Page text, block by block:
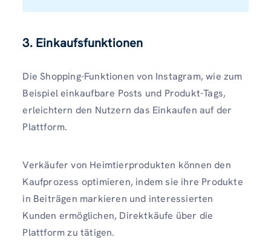
3. Einkaufsfunktionen
Die Shopping-Funktionen von Instagram, wie zum
Beispiel einkaufbare Posts und Produkt-Tags,
erleichtern den Nutzern das Einkaufen auf der
Plattform.
Verkäufer von Heimtierprodukten können den
Kaufprozess optimieren, indem sie ihre Produkte
in Beiträgen markieren und interessierten
Kunden ermöglichen, Direktkäufe über die
Plattform zu tätigen.